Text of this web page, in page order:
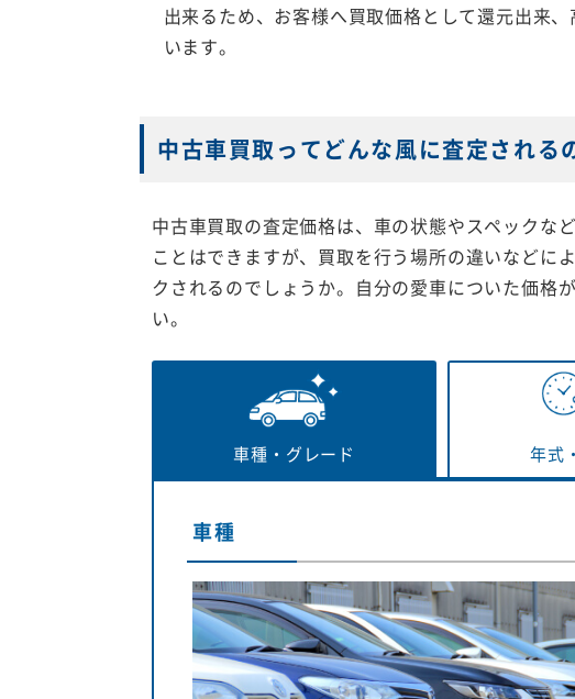
出来るため、お客様へ買取価格として還元出来
います。
中古車買取ってどんな風に査定される
中古車買取の査定価格は、車の状態やスペックな
ことはできますが、買取を行う場所の違いなどに
クされるのでしょうか。自分の愛車についた価格
い。
車種・ グレード 年式・
車種